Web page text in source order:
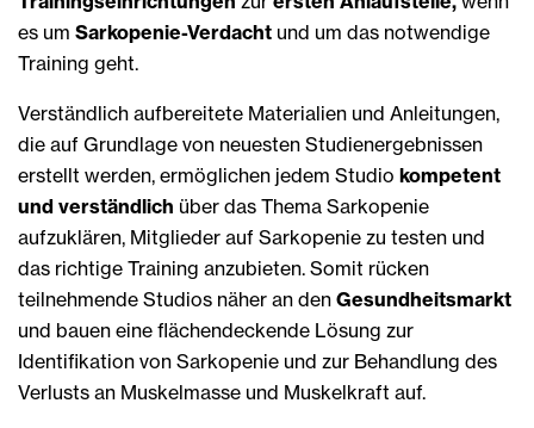
es um Sarkopenie-Verdacht und um das notwendige
Training geht.
Verständlich aufbereitete Materialien und Anleitungen,
die auf Grundlage von neuesten Studienergebnissen
erstellt werden, ermöglichen jedem Studio kompetent
und verständlich über das Thema Sarkopenie
aufzuklären, Mitglieder auf Sarkopenie zu testen und
das richtige Training anzubieten. Somit rücken
teilnehmende Studios näher an den Gesundheitsmarkt
und bauen eine flächendeckende Lösung zur
Identifikation von Sarkopenie und zur Behandlung des
Verlusts an Muskelmasse und Muskelkraft auf.